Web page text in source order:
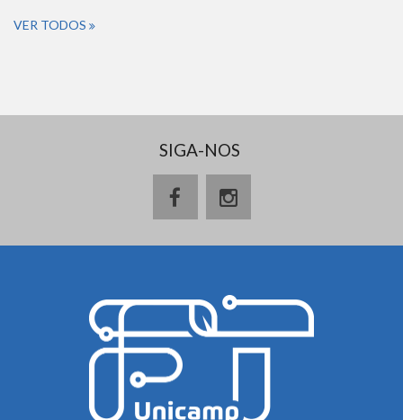
VER TODOS
SIGA-NOS